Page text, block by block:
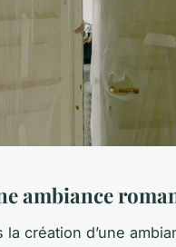
ambiance
création d’une